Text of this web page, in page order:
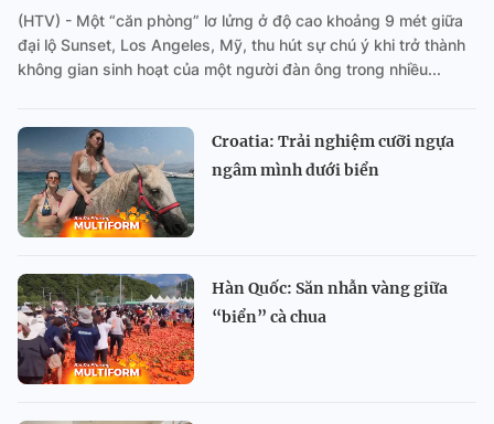
(HTV) - Một “căn phòng” lơ lửng ở độ cao khoảng 9 mét giữa
đại lộ Sunset, Los Angeles, Mỹ, thu hút sự chú ý khi trở thành
không gian sinh hoạt của một người đàn ông trong nhiều...
Croatia: Trải nghiệm cưỡi ngựa
ngâm mình dưới biển
Hàn Quốc: Săn nhẫn vàng giữa
“biển” cà chua